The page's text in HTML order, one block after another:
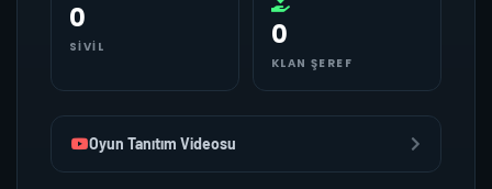
0
SIVIL 0
KLAN ŞEREF
Oyun Tanıtım Videosu